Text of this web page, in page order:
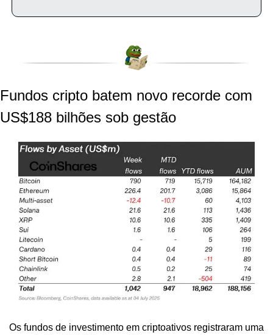
Fundos cripto batem novo recorde com
US$188 bilhões sob gestão
Os fundos de investimento em criptoativos registraram uma